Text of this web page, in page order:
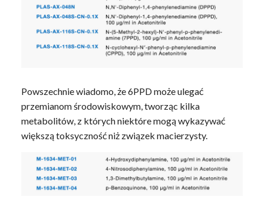
Powszechnie wiadomo, że 6PPD może ulegać
przemianom środowiskowym, tworząc kilka
metabolitów, z których niektóre mogą wykazywać
większą toksyczność niż związek macierzysty.